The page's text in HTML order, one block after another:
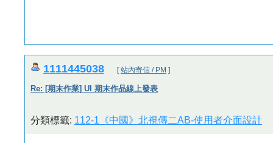
1111445038 [站內寄信 / PM ]
Re: [期末作業] UI 期末作品線上發表
分類標籤: 112-1《中國》北視傳二AB-使用者介面設計